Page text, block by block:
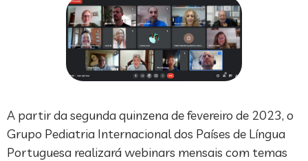
A partir da segunda quinzena de fevereiro de 2023, o
Grupo Pediatria Internacional dos Países de Língua
Portuguesa realizará webinars mensais com temas